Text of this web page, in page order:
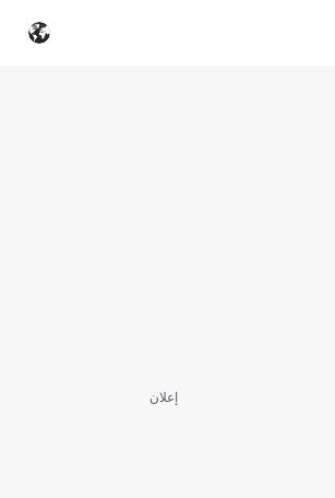
إعلان